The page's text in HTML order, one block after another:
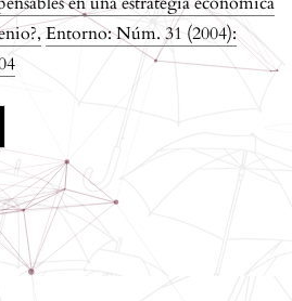
, Entorno: Núm. 31 (2004):